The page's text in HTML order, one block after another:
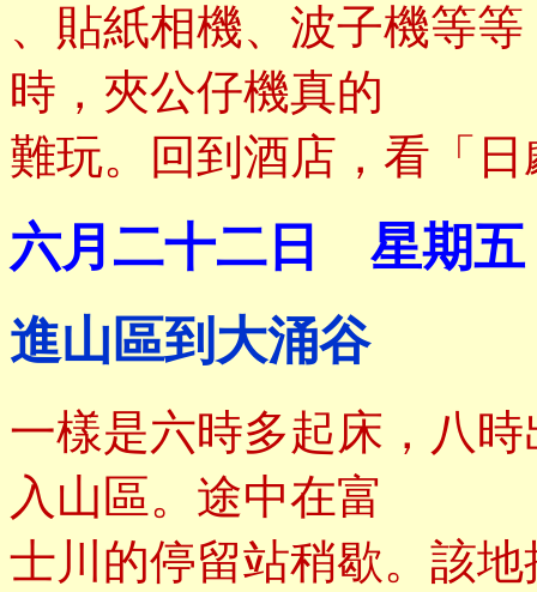
、貼紙相機、波子機等
時，夾公仔機真的
難玩。回到酒店，看「
六月二十二日 星期五
進山區到大涌谷
一樣是六時多起床，八
入山區。途中在富
士川的停留站稍歇。該